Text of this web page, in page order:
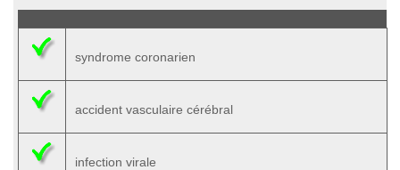
syndrome coronarien
accident vasculaire cérébral
infection virale